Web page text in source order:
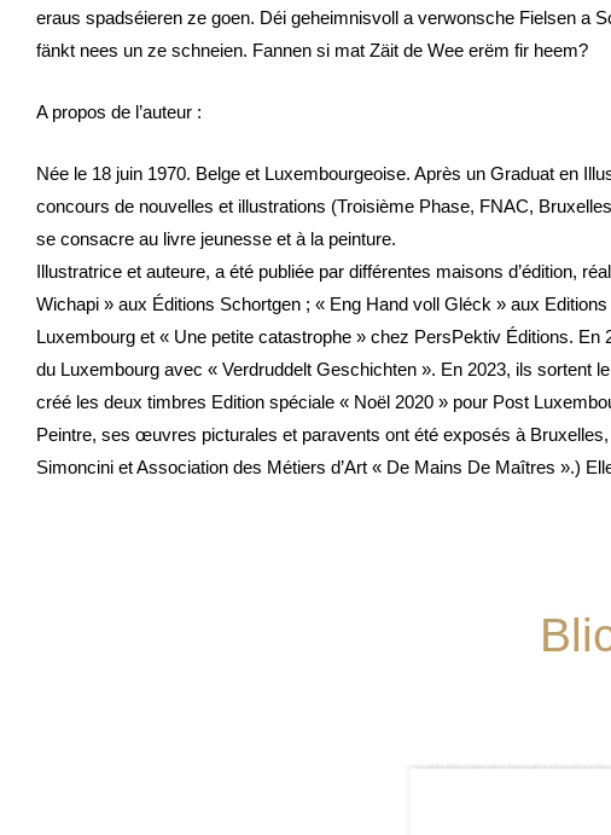
Isabelle
Callier
eraus spadséieren ze goen. Déi geheimnisvoll a verwonsche Fielsen a
fänkt nees un ze schneien. Fannen si mat Zäit de Wee erëm fir heem?
A propos de l’auteur :
Née le 18 juin 1970. Belge et Luxembourgeoise. Après un Graduat en
concours de nouvelles et illustrations (Troisième Phase, FNAC,
se consacre au livre jeunesse et à la peinture.
Illustratrice et auteure, a été publiée par différentes maisons d’édition,
Wichapi » aux Éditions Schortgen ; « Eng Hand voll Gléck » aux
Luxembourg et « Une petite catastrophe » chez PersPektiv Éditions.
du Luxembourg avec « Verdruddelt Geschichten ». En 2023, ils sortent
créé les deux timbres Edition spéciale « Noël 2020 » pour Post
Peintre, ses œuvres picturales et paravents ont été exposés à
Simoncini et Association des Métiers d’Art « De Mains De Maîtres ».)